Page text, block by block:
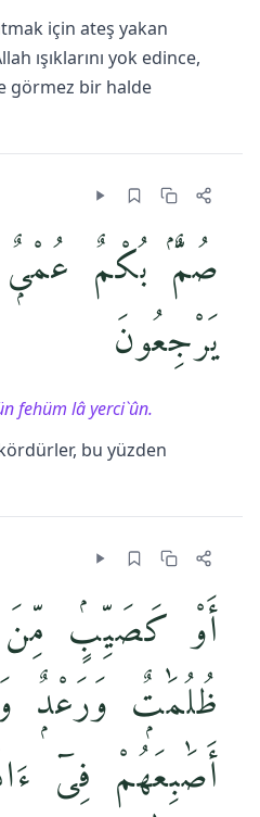
için ateş yakan
ışıklarını yok edince,
görmez bir halde
صُمٌّۢ بُكْمٌ عُمْىٌۭ
يَرْجِعُونَ
fehüm lâ yerci`ûn.
bu yüzden
أَوْ كَصَيِّبٍۢ مِّنَ
ظُلُمَٰتٌۭ وَرَعْدٌۭ
أَصَٰبِعَهُمْ فِىٓ